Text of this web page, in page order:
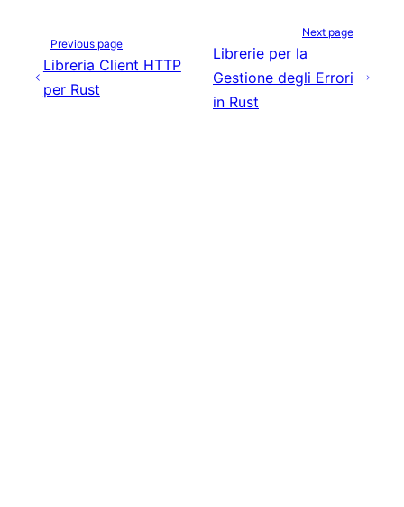
Previous page
Libreria Client HTTP
per Rust
Next page
Librerie per la
Gestione degli Errori
in Rust